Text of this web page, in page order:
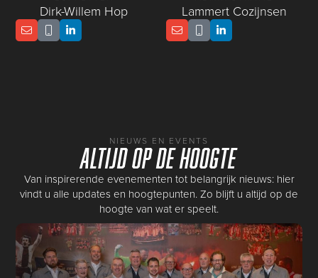
Dirk-Willem Hop Lammert Cozijnsen
NIEUWS EN EVENTS
Altijd op de hoogte
Van inspirerende evenementen tot belangrijk nieuws: hier
vindt u alle updates en hoogtepunten. Zo blijft u altijd op de
hoogte van wat er speelt.